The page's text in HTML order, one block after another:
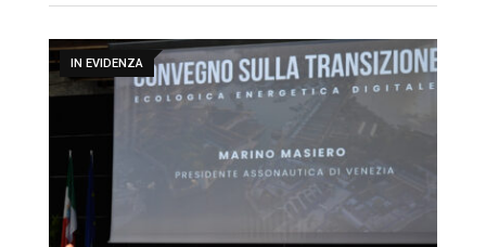
IN EVIDENZA